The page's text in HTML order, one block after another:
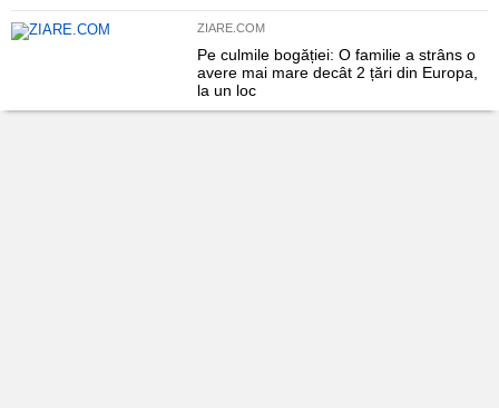
ZIARE.COM
Pe culmile bogăției: O familie a strâns o
avere mai mare decât 2 țări din Europa,
la un loc